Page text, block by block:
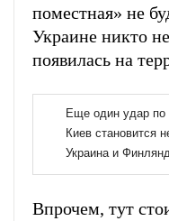
поместная» не
Украине никто
появилась на
Впрочем, тут